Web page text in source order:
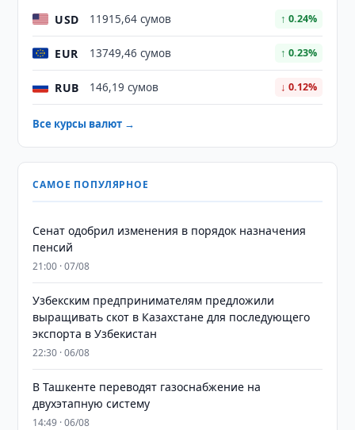
USD 11915,64 сумов ↑ 0.24%
EUR 13749,46 сумов ↑ 0.23%
RUB 146,19 сумов ↓ 0.12%
Все курсы валют →
САМОЕ ПОПУЛЯРНОЕ
Сенат одобрил изменения в порядок назначения
пенсий
21:00 · 07/08
Узбекским предпринимателям предложили
выращивать скот в Казахстане для последующего
экспорта в Узбекистан
22:30 · 06/08
В Ташкенте переводят газоснабжение на
двухэтапную систему
14:49 · 06/08